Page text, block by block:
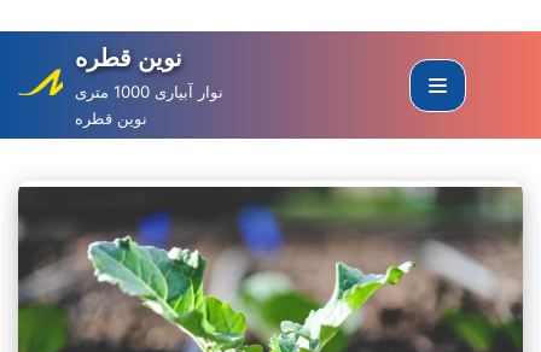
to
content
نوین قطره
نوار آبیاری 1000 متری
نوین قطره